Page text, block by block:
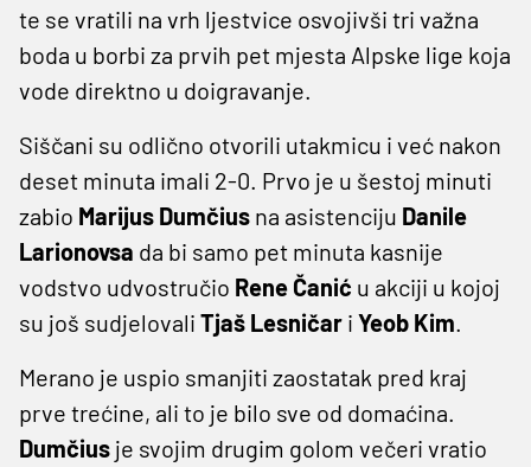
te se vratili na vrh ljestvice osvojivši tri važna
boda u borbi za prvih pet mjesta Alpske lige koja
vode direktno u doigravanje.
Siščani su odlično otvorili utakmicu i već nakon
deset minuta imali 2-0. Prvo je u šestoj minuti
zabio Marijus Dumčius na asistenciju Danile
Larionovsa da bi samo pet minuta kasnije
vodstvo udvostručio Rene Čanić u akciji u kojoj
su još sudjelovali Tjaš Lesničar i Yeob Kim.
Merano je uspio smanjiti zaostatak pred kraj
prve trećine, ali to je bilo sve od domaćina.
Dumčius je svojim drugim golom večeri vratio